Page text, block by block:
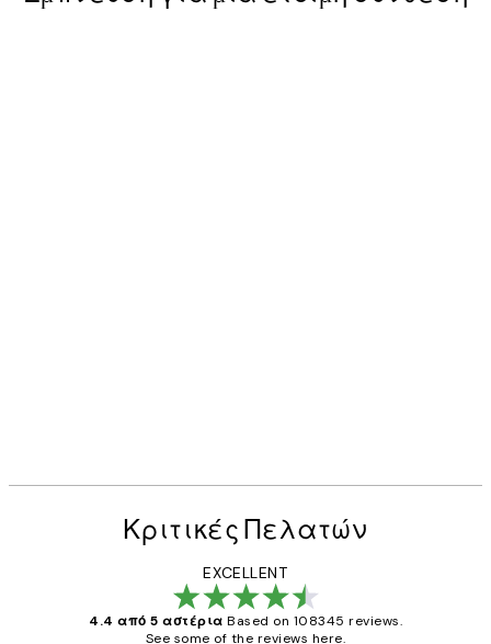
Κριτικές Πελατών
EXCELLENT
4.4 από 5 αστέρια Based on 108345 reviews.
See some of the reviews here.